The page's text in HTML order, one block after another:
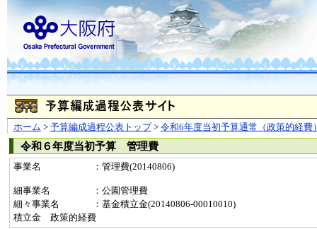
ホーム > 予算編成過程公表トップ> 令和6年度当初予算通常（政策的経費
令和６年度当初予算 管理費
事業名 ：管理費(20140806)
細事業名
：公園管理費
細々事業名
：基金積立金(20140806-00010010)
積立金 政策的経費